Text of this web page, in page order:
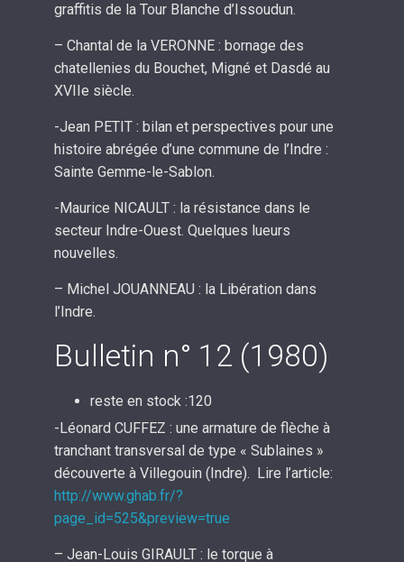
graffitis de la Tour Blanche d’Issoudun.
– Chantal de la VERONNE : bornage des
chatellenies du Bouchet, Migné et Dasdé au
XVIIe siècle.
-Jean PETIT : bilan et perspectives pour une
histoire abrégée d’une commune de l’Indre :
Sainte Gemme-le-Sablon.
-Maurice NICAULT : la résistance dans le
secteur Indre-Ouest. Quelques lueurs
nouvelles.
– Michel JOUANNEAU : la Libération dans
l’Indre.
Bulletin n° 12 (1980)
reste en stock :120
-Léonard CUFFEZ : une armature de flèche à
tranchant transversal de type « Sublaines »
découverte à Villegouin (Indre). Lire l’article:
http://www.ghab.fr/?
page_id=525&preview=true
– Jean-Louis GIRAULT : le torque à